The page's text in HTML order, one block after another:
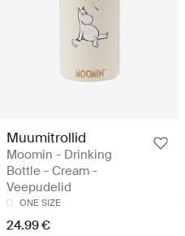
Muumitrollid
Moomin - Drinking
Bottle - Cream -
Veepudelid
ONE SIZE
24.99 €